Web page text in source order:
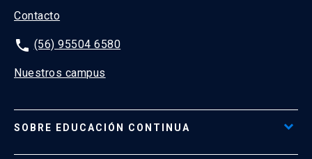
Contacto
phone (56) 95504 6580
Nuestros campus
SOBRE EDUCACIÓN CONTINUA